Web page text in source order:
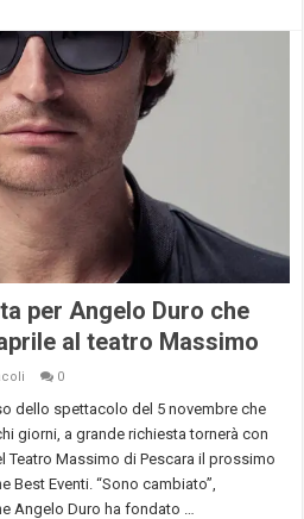
per Angelo Duro che
al teatro Massimo
0
dello spettacolo del 5 novembre che
giorni, a grande richiesta tornerà con
Teatro Massimo di Pescara il prossimo
Best Eventi. “Sono cambiato”,
Angelo Duro ha fondato …